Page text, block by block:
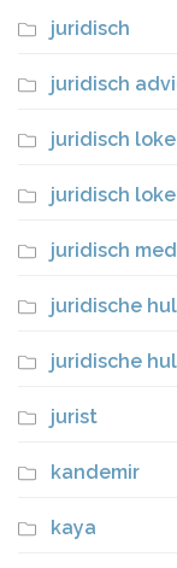
juridisch
juridisch
juridisch
juridisch
juridisch
juridische
juridische
jurist
kandemir
kaya